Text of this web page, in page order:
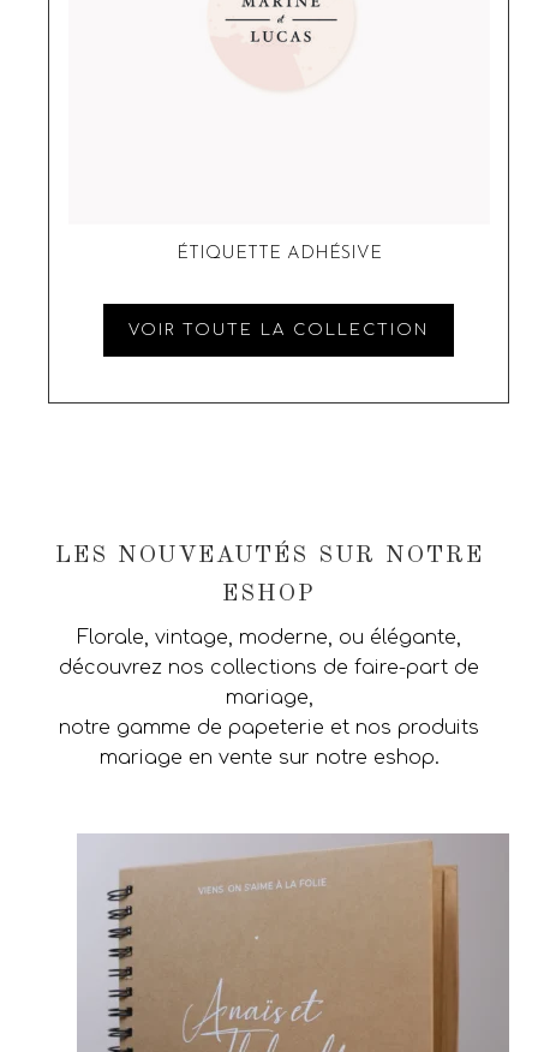
ÉTIQUETTE ADHÉSIVE
VOIR TOUTE LA COLLECTION
LES NOUVEAUTÉS SUR NOTRE
ESHOP
Florale, vintage, moderne, ou élégante,
découvrez nos collections de faire-part de
mariage,
notre gamme de papeterie et nos produits
mariage en vente sur notre eshop.